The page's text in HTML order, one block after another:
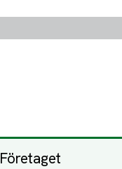
Företaget